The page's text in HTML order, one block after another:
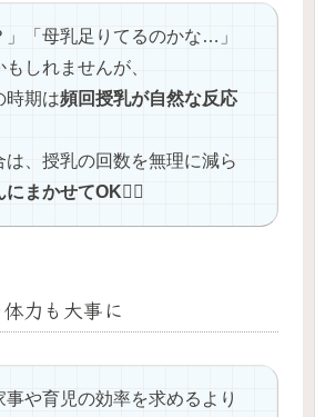
」「母乳足りてるのかな…」
しれませんが、
時期は頻回授乳が自然な反応
は、授乳の回数を無理に減ら
にまかせてOK🙆‍♀️
力も大事に
事や育児の効率を求めるより